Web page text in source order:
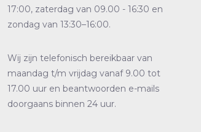
17:00, zaterdag van 09.00 - 16:30 en
zondag van 13:30–16:00.
Wij zijn telefonisch bereikbaar van
maandag t/m vrijdag vanaf 9.00 tot
17.00 uur en beantwoorden e-mails
doorgaans binnen 24 uur.